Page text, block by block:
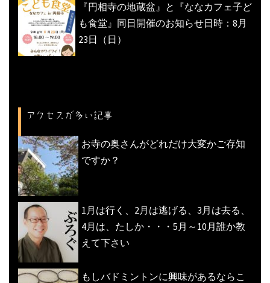
『円相寺の地蔵盆』と『ななカフェ子ど
も食堂』同日開催のお知らせ日時：8月
23日（日）
アクセスが多い記事
お寺の奥さんがどれだけ大変かご存知
ですか？
1月は行く、2月は逃げる、3月は去る、
4月は、たしか・・・5月～10月誰か教
えて下さい
もしバドミントンに興味があるならこ